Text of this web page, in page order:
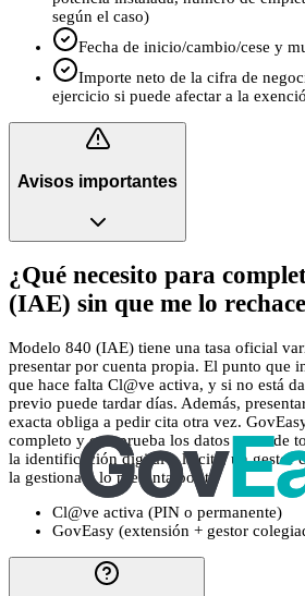
según el caso)
Fecha de inicio/cambio/cese y
Importe neto de la cifra de
ejercicio si puede afectar a la
Avisos importantes
¿Qué necesito para
(IAE) sin que me lo
Modelo 840 (IAE) tiene una tasa oficial
presentar por cuenta propia. El punto que
que hace falta Cl@ve activa, y si no está
previo puede tardar días. Además,
exacta obliga a pedir cita otra vez.
completo y comprueba los datos antes de
la identificación digital o la cita, un gestor
la gestiona y lo presenta por ti.
Cl@ve activa (PIN o permanente)
GovEasy (extensión + gestor